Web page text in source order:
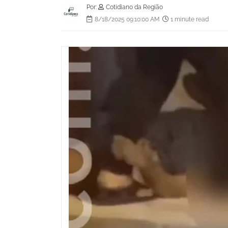
Por:
Cotidiano da Região
8/18/2025 09:10:00 AM
1 minute read